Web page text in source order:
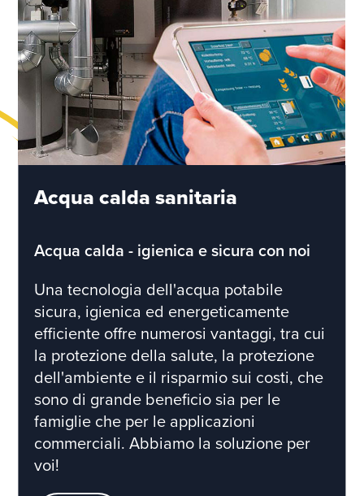
Acqua calda sanitaria
Acqua calda - igienica e sicura con noi
Una tecnologia dell'acqua potabile
sicura, igienica ed energeticamente
efficiente offre numerosi vantaggi, tra cui
la protezione della salute, la protezione
dell'ambiente e il risparmio sui costi, che
sono di grande beneficio sia per le
famiglie che per le applicazioni
commerciali. Abbiamo la soluzione per
voi!